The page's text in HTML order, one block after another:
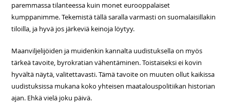
paremmassa tilanteessa kuin monet eurooppalaiset
kumppanimme. Tekemistä tällä saralla varmasti on suomalaisillakin
tiloilla, ja hyvä jos järkeviä keinoja löytyy.
Maanviljelijöiden ja muidenkin kannalta uudistuksella on myös
tärkeä tavoite, byrokratian vähentäminen. Toistaiseksi ei kovin
hyvältä näytä, valitettavasti. Tämä tavoite on muuten ollut kaikissa
uudistuksissa mukana koko yhteisen maatalouspolitiikan historian
ajan. Ehkä vielä joku päivä.